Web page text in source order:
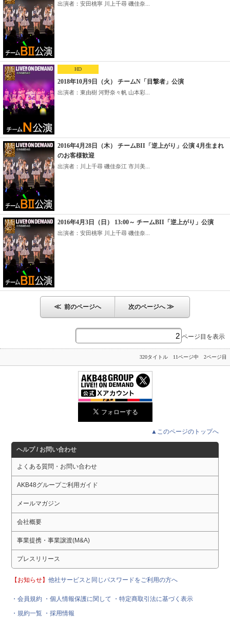
出演者：安田桃寧 川上千尋 磯佳奈...
HD
2018年10月9日（火） チームN「目撃者」公演
出演者：東由樹 河野奈々帆 山本彩...
2016年4月28日（木） チームBII「逆上がり」公演 4月生まれ
のお客様歓迎
出演者：川上千尋 磯佳奈江 市川美...
2016年4月3日（日） 13:00～ チームBII「逆上がり」公演
出演者：安田桃寧 川上千尋 磯佳奈...
≪ 前のページへ 次のページへ≫
ページ目を表示
320タイトル 11ページ中 2ページ目
▲このページのトップへ
ヘルプ / お問い合わせ
よくある質問・お問い合わせ
AKB48グループご利用ガイド
メールマガジン
会社概要
事業提携・事業譲渡(M&A)
プレスリリース
【お知らせ】他社サービスと同じパスワードをご利用の方へ
・会員規約 ・個人情報保護に関して
・特定商取引法に基づく表示
・規約一覧 ・採用情報